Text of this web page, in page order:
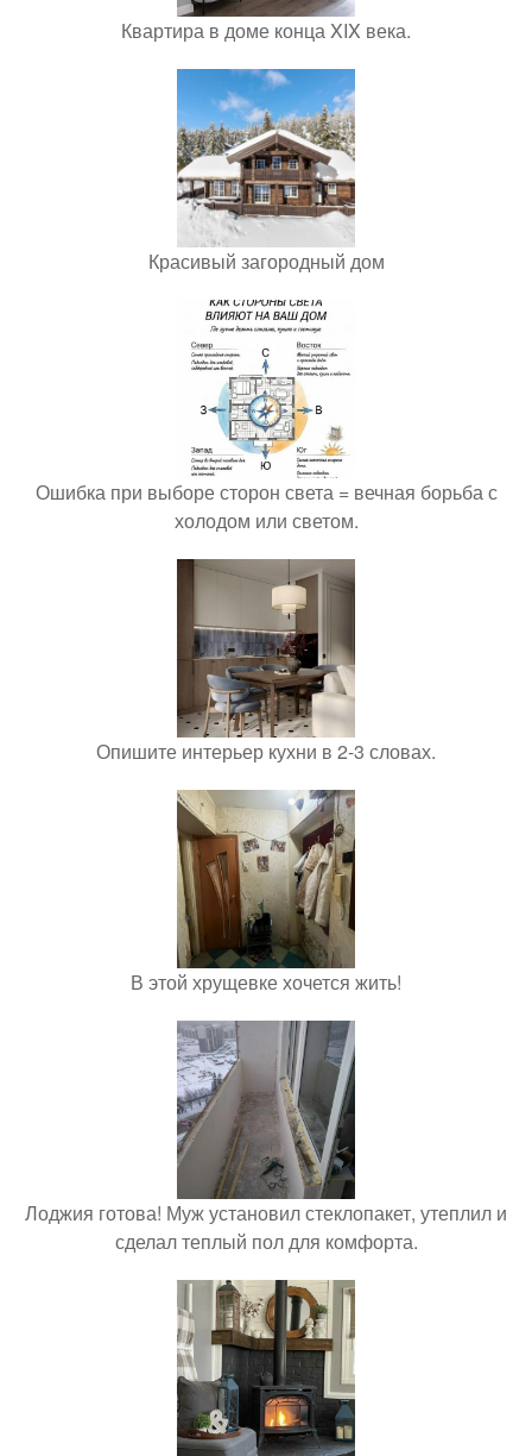
Квартира в доме конца XIX века.
Красивый загородный дом
Ошибка при выборе сторон света = вечная борьба с
холодом или светом.
Опишите интерьер кухни в 2-3 словах.
В этой хрущевке хочется жить!
Лоджия готова! Муж установил стеклопакет, утеплил и
сделал теплый пол для комфорта.